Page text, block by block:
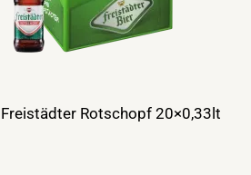
Freistädter Rotschopf 20×0,33lt